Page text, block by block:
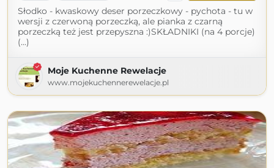
Słodko - kwaskowy deser porzeczkowy - pychota - tu w
wersji z czerwoną porzeczką, ale pianka z czarną
porzeczką też jest przepyszna :)SKŁADNIKI (na 4 porcje)
(...)
Moje Kuchenne Rewelacje
www.mojekuchennerewelacje.pl